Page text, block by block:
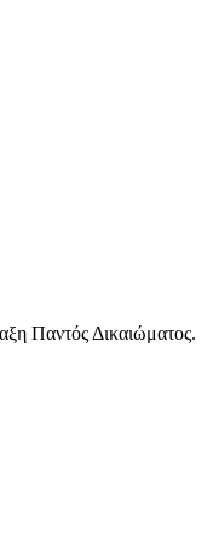
Παντός Δικαιώματος.